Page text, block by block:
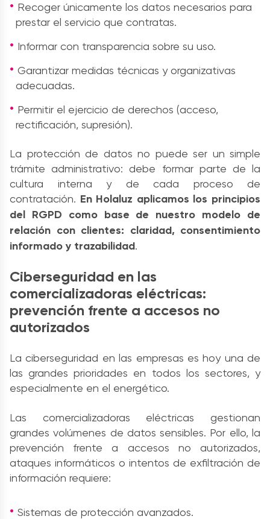
Recoger únicamente los datos necesarios para
prestar el servicio que contratas.
Informar con transparencia sobre su uso.
Garantizar medidas técnicas y organizativas
adecuadas.
Permitir el ejercicio de derechos (acceso,
rectificación, supresión).
La protección de datos no puede ser un simple
trámite administrativo: debe formar parte de la
cultura interna y de cada proceso de
contratación. En Holaluz aplicamos los principios
del RGPD como base de nuestro modelo de
relación con clientes: claridad, consentimiento
informado y trazabilidad.
Ciberseguridad en las
comercializadoras eléctricas:
prevención frente a accesos no
autorizados
La ciberseguridad en las empresas es hoy una de
las grandes prioridades en todos los sectores, y
especialmente en el energético.
Las comercializadoras eléctricas gestionan
grandes volúmenes de datos sensibles. Por ello, la
prevención frente a accesos no autorizados,
ataques informáticos o intentos de exfiltración de
información requiere:
Sistemas de protección avanzados.